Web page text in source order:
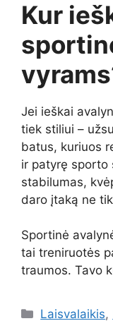
Kur
Jei ieškai
tiek stiliui –
batus, kuriuos
ir patyrę sporto
stabilumas,
daro įtaką ne
Sportinė
tai treniruotės
traumos. Tavo
Kategorijos
Laisvalaikis,